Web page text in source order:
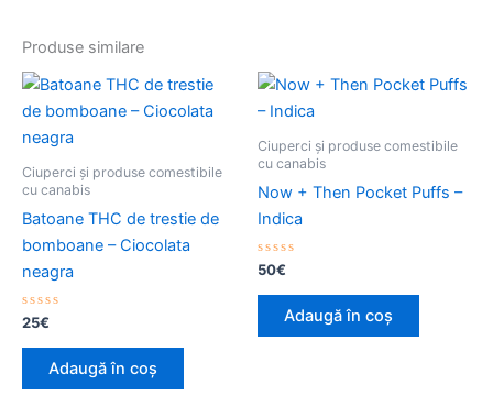
Produse similare
Ciuperci și produse comestibile
cu canabis
Batoane THC de trestie de
bomboane – Ciocolata
neagra
Evaluat
0
25€
Adaugă în coș
Ciuperci și produse comestibile
cu canabis
Now + Then Pocket Puffs –
Indica
Evaluat
la
0
50€
Adaugă în coș